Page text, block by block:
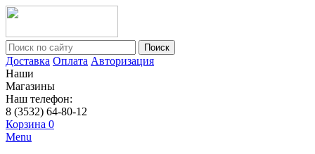
Поиск
Доставка Оплата Авторизация
Наши
Магазины
Наш телефон:
8 (3532) 64-80-12
Корзина 0
Menu